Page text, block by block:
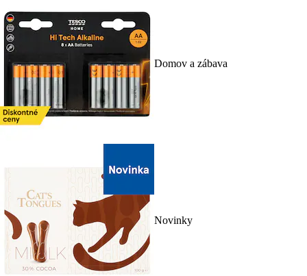
Domov a zábava
Novinky